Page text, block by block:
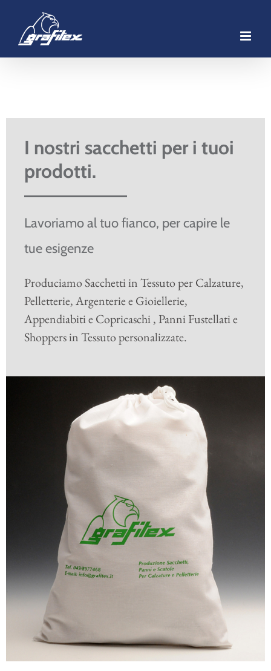
I nostri sacchetti per i tuoi
prodotti.
Lavoriamo al tuo fianco, per capire le
tue esigenze
Produciamo Sacchetti in Tessuto per Calzature,
Pelletterie, Argenterie e Gioiellerie,
Appendiabiti e Copricaschi , Panni Fustellati e
Shoppers in Tessuto personalizzate.